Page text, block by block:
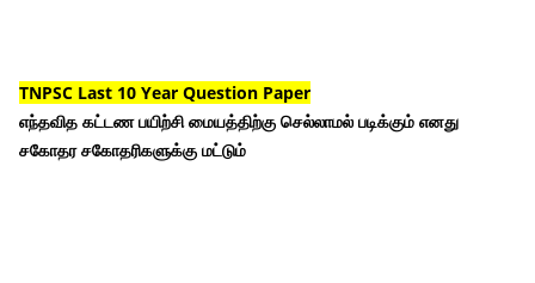
TNPSC Last 10 Year Question Paper
எந்தவித கட்டண பயிற்சி மையத்திற்கு செல்லாமல் படிக்கும் எனது
சகோதர சகோதரிகளுக்கு மட்டும்